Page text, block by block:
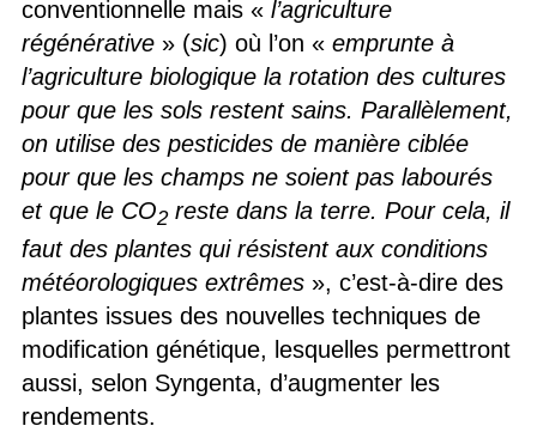
conventionnelle mais « l’agriculture
régénérative» (sic) où l’on « emprunte à
l’agriculture biologique la rotation des cultures
pour que les sols restent sains. Parallèlement,
on utilise des pesticides de manière ciblée
pour que les champs ne soient pas labourés
et que le CO2reste dans la terre. Pour cela, il
faut des plantes qui résistent aux conditions
météorologiques extrêmes», c’est-à-dire des
plantes issues des nouvelles techniques de
modification génétique, lesquelles permettront
aussi, selon Syngenta, d’augmenter les
rendements.